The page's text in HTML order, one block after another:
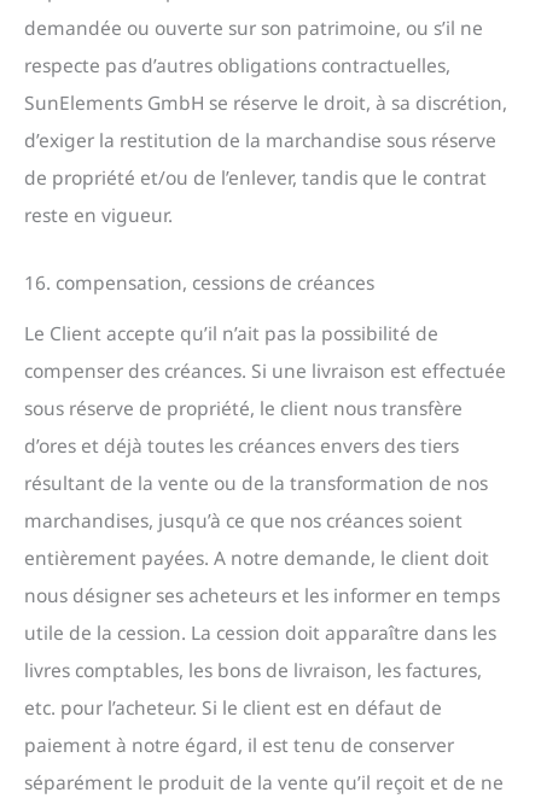
demandée ou ouverte sur son patrimoine, ou s’il ne
respecte pas d’autres obligations contractuelles,
SunElements GmbH se réserve le droit, à sa discrétion,
d’exiger la restitution de la marchandise sous réserve
de propriété et/ou de l’enlever, tandis que le contrat
reste en vigueur.
16. compensation, cessions de créances
Le Client accepte qu’il n’ait pas la possibilité de
compenser des créances. Si une livraison est effectuée
sous réserve de propriété, le client nous transfère
d’ores et déjà toutes les créances envers des tiers
résultant de la vente ou de la transformation de nos
marchandises, jusqu’à ce que nos créances soient
entièrement payées. A notre demande, le client doit
nous désigner ses acheteurs et les informer en temps
utile de la cession. La cession doit apparaître dans les
livres comptables, les bons de livraison, les factures,
etc. pour l’acheteur. Si le client est en défaut de
paiement à notre égard, il est tenu de conserver
séparément le produit de la vente qu’il reçoit et de ne